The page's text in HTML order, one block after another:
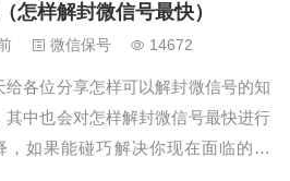
怎样解封微信号最快）
微信保号 14672
给各位分享怎样可以解封微信号的知
其中也会对怎样解封微信号最快进行
，如果能碰巧解决你现在面临的问